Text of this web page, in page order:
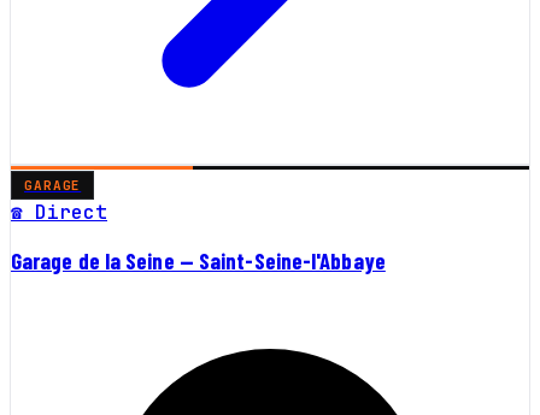
GARAGE
☎ Direct
Garage de la Seine — Saint-Seine-l'Abbaye